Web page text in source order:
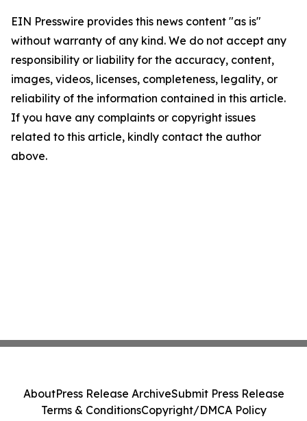
EIN Presswire provides this news content "as is"
without warranty of any kind. We do not accept any
responsibility or liability for the accuracy, content,
images, videos, licenses, completeness, legality, or
reliability of the information contained in this article.
If you have any complaints or copyright issues
related to this article, kindly contact the author
above.
AboutPress Release ArchiveSubmit Press Release
Terms & ConditionsCopyright/DMCA Policy